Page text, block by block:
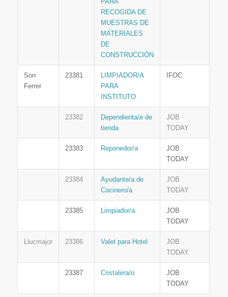
RECOGIDA DE
MUESTRAS DE
MATERIALES
DE
CONSTRUCCIÓN
Son
Ferrer
23381
LIMPIADOR/A
PARA
INSTITUTO
IFOC
23382
Dependienta/e de
tienda
JOB
TODAY
23383 Reponedor/a
JOB
TODAY
23384
Ayudante/a de
Cocinero/a
JOB
TODAY
23385 Limpiador/a
JOB
TODAY
Llucmajor 23386 Valet para Hotel
JOB
TODAY
23387 Cristalera/o
JOB
TODAY